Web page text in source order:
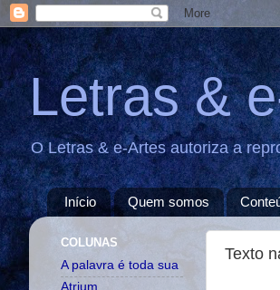
Letras &
O Letras & e-Artes autoriza a
Início Quem somos
Texto
COLUNAS
A palavra é toda sua
Atrium